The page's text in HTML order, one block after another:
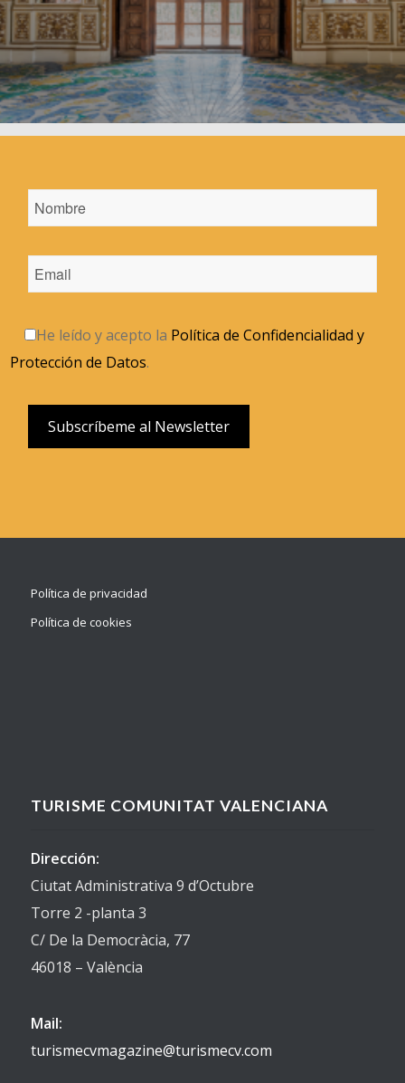
He leído y acepto la Política de Confidencialidad y
Protección de Datos.
Política de privacidad
Política de cookies
TURISME COMUNITAT VALENCIANA
Dirección:
Ciutat Administrativa 9 d’Octubre
Torre 2 -planta 3
C/ De la Democràcia, 77
46018 – València
Mail:
turismecvmagazine@turismecv.com